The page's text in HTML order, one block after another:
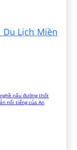
Du Lịch Miền